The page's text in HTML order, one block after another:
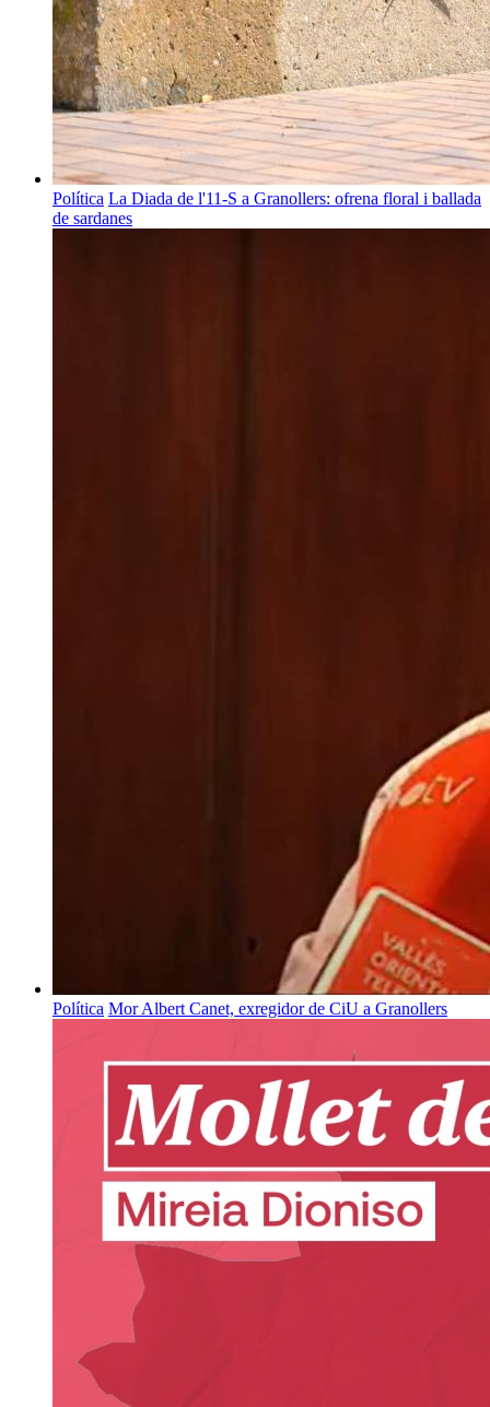
Política La Diada de l'11-S a Granollers: ofrena floral i ballada
de sardanes
Política Mor Albert Canet, exregidor de CiU a Granollers